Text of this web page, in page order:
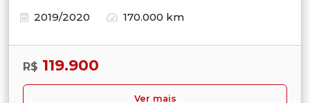
2019/2020
170.000 km
R$ 119.900
Ver mais